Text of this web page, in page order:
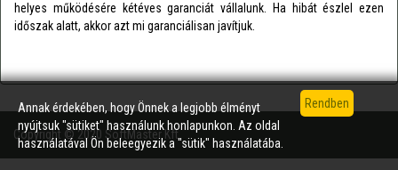
Annak érdekében, hogy Önnek a legjobb élményt
nyújtsuk "sütiket" használunk honlapunkon. Az oldal
használatával Ön beleegyezik a "sütik" használatába.
helyes működésére kétéves garanciát vállalunk. Ha hibát észlel ezen
időszak alatt, akkor azt mi garanciálisan javítjuk.
Copyright © 2020 SoftMaster Kft.